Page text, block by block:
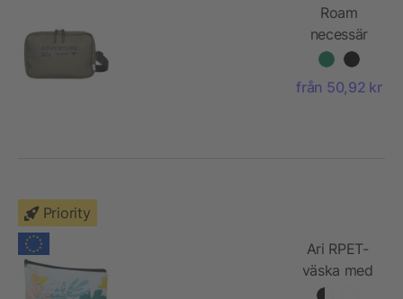
Roam
necessär
av
återvunnet
GRS-
från 50,92 kr
Priority
Ari RPET-
väska med
sublimering